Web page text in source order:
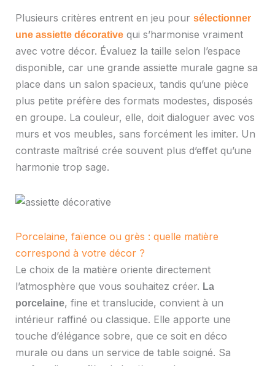
Plusieurs critères entrent en jeu pour sélectionner
une assiette décorativequi s’harmonise vraiment
avec votre décor. Évaluez la taille selon l’espace
disponible, car une grande assiette murale gagne sa
place dans un salon spacieux, tandis qu’une pièce
plus petite préfère des formats modestes, disposés
en groupe. La couleur, elle, doit dialoguer avec vos
murs et vos meubles, sans forcément les imiter. Un
contraste maîtrisé crée souvent plus d’effet qu’une
harmonie trop sage.
Porcelaine, faïence ou grès : quelle matière
correspond à votre décor ?
Le choix de la matière oriente directement
l’atmosphère que vous souhaitez créer. La
porcelaine, fine et translucide, convient à un
intérieur raffiné ou classique. Elle apporte une
touche d’élégance sobre, que ce soit en déco
murale ou dans un service de table soigné. Sa